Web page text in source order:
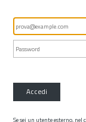
Accedi
Se sei un utente esterno, nel